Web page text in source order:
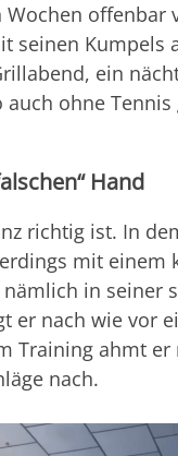
seinen Kumpels
ein
auch ohne
Hand
richtig ist. In
mit
in seiner
er nach wie vor
Training ahmt
nach.